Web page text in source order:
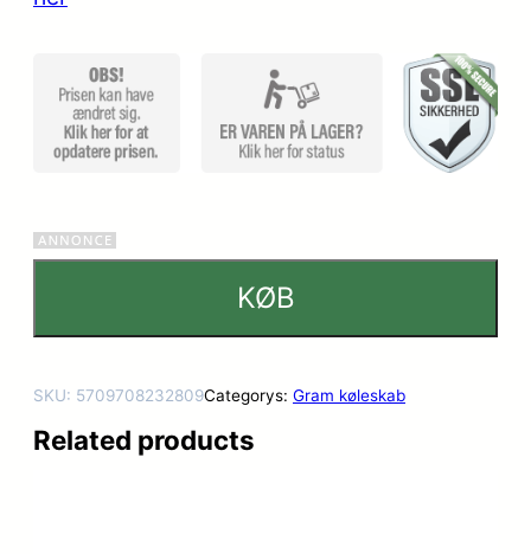
KØB
SKU: 5709708232809Categorys: Gram køleskab
Related products